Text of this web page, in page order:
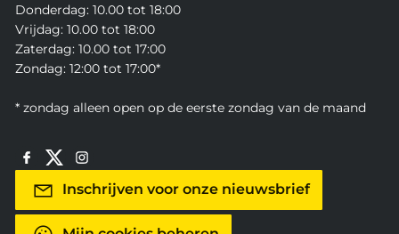
Donderdag: 10.00 tot 18:00
Vrijdag: 10.00 tot 18:00
Zaterdag: 10.00 tot 17:00
Zondag: 12:00 tot 17:00*
* zondag alleen open op de eerste zondag van de maand
Inschrijven voor onze nieuwsbrief